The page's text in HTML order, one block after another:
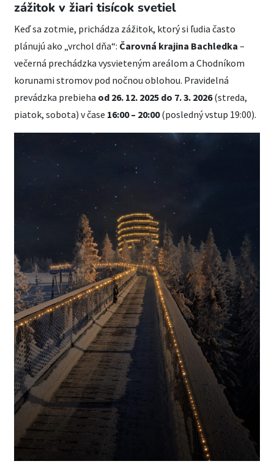
zážitok v žiari tisícok svetiel
Keď sa zotmie, prichádza zážitok, ktorý si ľudia často
plánujú ako „vrchol dňa“: Čarovná krajina Bachledka –
večerná prechádzka vysvieteným areálom a Chodníkom
korunami stromov pod nočnou oblohou. Pravidelná
prevádzka prebieha od 26. 12. 2025 do 7. 3. 2026(streda,
piatok, sobota) v čase 16:00 – 20:00(posledný vstup 19:00).